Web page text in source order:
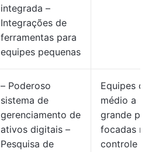
integrada –
Integrações de
ferramentas para
equipes pequenas
– Poderoso
sistema de
gerenciamento de
ativos digitais –
Pesquisa de
Equipes de
médio a
grande
focadas no
controle de